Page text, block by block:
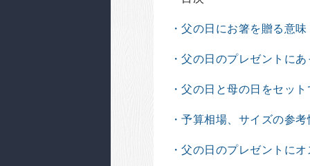
・父の日にお箸を贈る意味
・父の日のプレゼントに
・父の日と母の日をセッ
・予算相場、サイズの参
・父の日のプレゼントに